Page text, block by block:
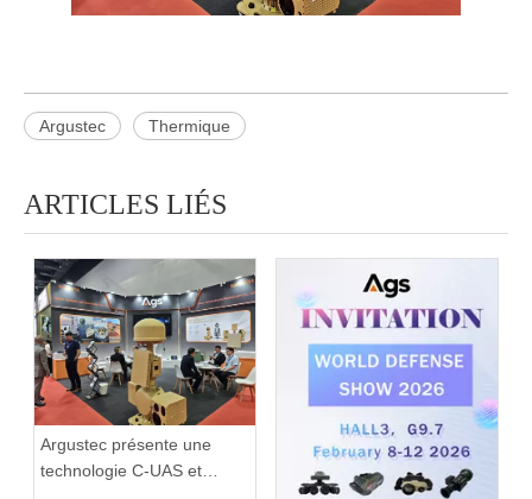
Argustec Thermique
ARTICLES LIÉS
Argustec présente une
technologie C-UAS et